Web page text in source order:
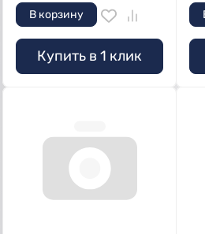
В корзину
Купить в 1 клик